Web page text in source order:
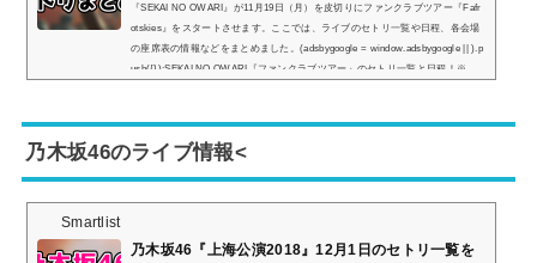
『SEKAI NO OWARI』が11月19日（月）を皮切りにファンクラブツアー『Fafr
otskies』をスタートさせます。ここでは、ライブのセトリ一覧や日程、各会場
の座席表の情報などをまとめました。(adsbygoogle = window.adsbygoogle || ).p
ush({});SEKAI NO OWARI『ファンクラブツアー』のセトリ一覧と日程！※
0.RPG11.Silent Night〜アンコール〜12.イルミネーション1.青い太陽2.ANTI-HE
RO3.YO...
乃木坂46のライブ情報<
Smartlist
乃木坂46『上海公演2018』12月1日のセトリ一覧を